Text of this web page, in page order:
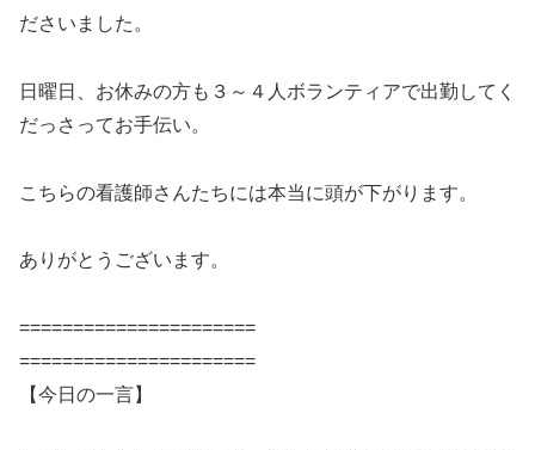
ださいました。
日曜日、お休みの方も３～４人ボランティアで出勤してく
だっさってお手伝い。
こちらの看護師さんたちには本当に頭が下がります。
ありがとうございます。
======================
======================
【今日の一言】